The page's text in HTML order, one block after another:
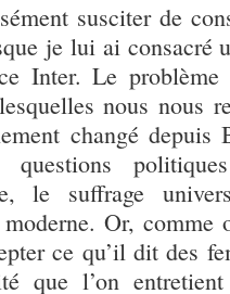
susciter de
je lui ai consacré
Inter. Le
nous nous
changé depuis
questions
le suffrage
Or, comme
ce qu’il dit des
que l’on